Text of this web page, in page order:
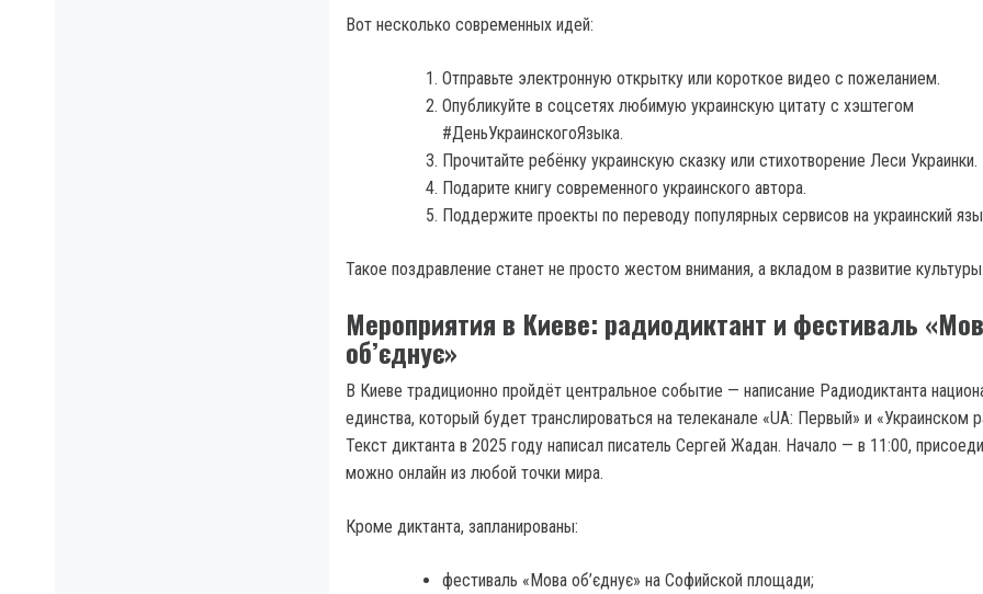
Вот несколько современных идей:
Отправьте электронную открытку или короткое видео с пожеланием.
Опубликуйте в соцсетях любимую украинскую цитату с хэштегом
#ДеньУкраинскогоЯзыка.
Прочитайте ребёнку украинскую сказку или стихотворение Леси Украинки.
Подарите книгу современного украинского автора.
Поддержите проекты по переводу популярных сервисов на украинский
Такое поздравление станет не просто жестом внимания, а вкладом в развитие культуры.
Мероприятия в Киеве: радиодиктант и фестиваль
об’єднує»
В Киеве традиционно пройдёт центральное событие — написание Радиодиктанта
единства, который будет транслироваться на телеканале «UA: Первый» и «Украинском
Текст диктанта в 2025 году написал писатель Сергей Жадан. Начало — в 11:00,
можно онлайн из любой точки мира.
Кроме диктанта, запланированы:
фестиваль «Мова об’єднує» на Софийской площади;